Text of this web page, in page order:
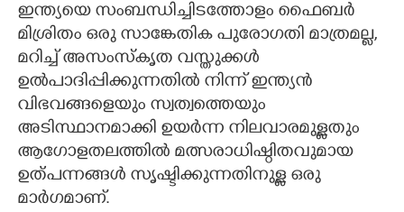
ഇന്ത്യയെ സംബന്ധിച്ചിടത്തോളം ഫൈബർ
മിശ്രിതം ഒരു സാങ്കേതിക പുരോഗതി മാത്രമല്ല,
മറിച്ച് അസംസ്കൃത വസ്തുക്കൾ
ഉൽ‌പാദിപ്പിക്കുന്നതിൽ നിന്ന് ഇന്ത്യൻ
വിഭവങ്ങളെയും സ്വത്വത്തെയും
അടിസ്ഥാനമാക്കി ഉയർന്ന നിലവാരമുള്ളതും
ആഗോളതലത്തിൽ മത്സരാധിഷ്ഠിതവുമായ
ഉത്പന്നങ്ങൾ സൃഷ്ടിക്കുന്നതിനുള്ള ഒരു
മാർഗമാണ്.